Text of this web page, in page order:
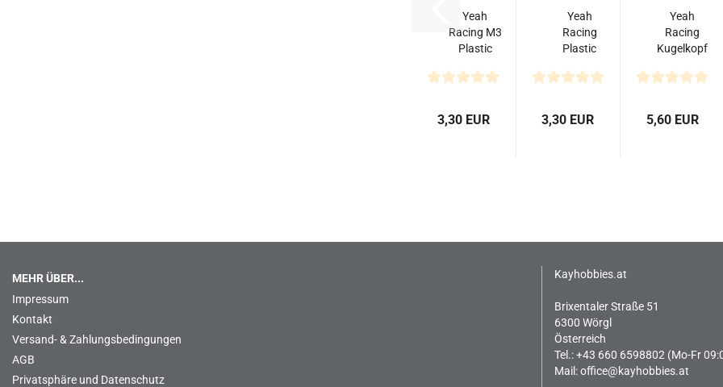
Yeah
Racing M3
Plastic
4.8x15mm
3,30 EUR
Yeah
Racing
Plastic
4.8x10mm
3,30 EUR
Yeah
Racing
Kugelkopf
4.8mm -
5,60 EUR
MEHR ÜBER...
Impressum
Kontakt
Versand- & Zahlungsbedingungen
AGB
Privatsphäre und Datenschutz
Kayhobbies.at
Brixentaler Straße 51
6300 Wörgl
Österreich
Tel.: +43 660 6598802 (Mo-Fr
Mail:office@kayhobbies.at